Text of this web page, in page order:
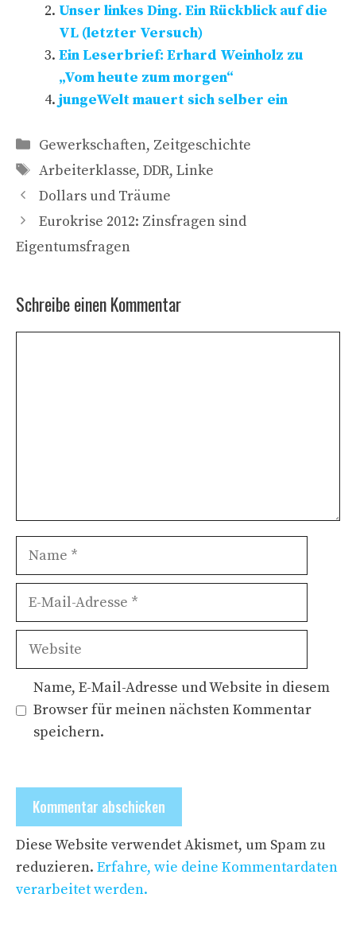
Unser linkes Ding. Ein Rückblick auf die
VL (letzter Versuch)
Ein Leserbrief: Erhard Weinholz zu
„Vom heute zum morgen“
jungeWelt mauert sich selber ein
Kategorien
Gewerkschaften, Zeitgeschichte
Schlagwörter
Arbeiterklasse, DDR, Linke
Dollars und Träume
Eurokrise 2012: Zinsfragen sind
Eigentumsfragen
Schreibe einen Kommentar
Name
Website
Name, E-Mail-Adresse und Website in diesem
Browser für meinen nächsten Kommentar
speichern.
Diese Website verwendet Akismet, um Spam zu
reduzieren. Erfahre, wie deine Kommentardaten
verarbeitet werden.